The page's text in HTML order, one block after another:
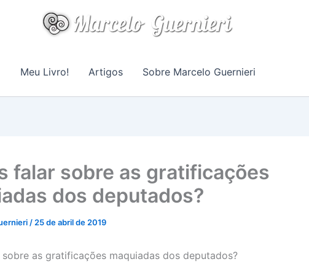
Meu Livro! Artigos Sobre Marcelo Guernieri
falar sobre as gratificações
dos deputados?
/ 25 de abril de 2019
as gratificações maquiadas dos deputados?